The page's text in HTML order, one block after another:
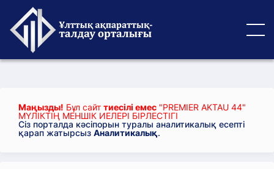
Маңызды! Бұл сайт тиесілі емес "PREMIER AKTAU 44"
МҮЛІКТІҢ МЕНШІК ИЕЛЕРІ БІРЛЕСТІГІ
Сіз порталда кәсіпорын туралы аналитикалық есепті
қарап жатырсыз Аналитикалық.